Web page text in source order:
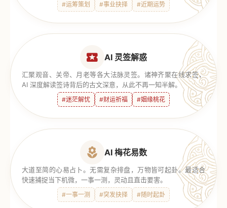
#运筹策划 #事业抉择 #近期运势
AI 灵签解惑
汇聚观音、关帝、月老等各大法脉灵签。诸神齐聚在线求签，
AI 深度解读签诗背后的古文深意，从此不再一知半解。
#迷茫解忧 #财运祈福 #姻缘桃花
AI 梅花易数
大道至简的心易占卜。无需复杂排盘，万物皆可起卦。最适合
快速捕捉当下机微，一事一测，灵动且直击要害。
#一事一测 #突发抉择 #随时起卦